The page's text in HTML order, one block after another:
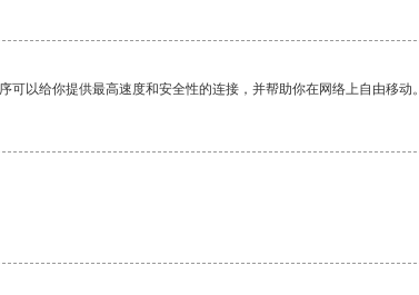
可以给你提供最高速度和安全性的连接，并帮助你在网络上自由移动。